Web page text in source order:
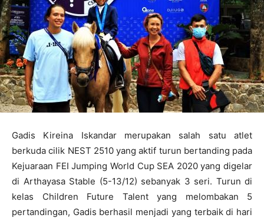
Gadis Kireina Iskandar merupakan salah satu atlet
berkuda cilik NEST 2510 yang aktif turun bertanding pada
Kejuaraan FEI Jumping World Cup SEA 2020 yang digelar
di Arthayasa Stable (5-13/12) sebanyak 3 seri. Turun di
kelas Children Future Talent yang melombakan 5
pertandingan, Gadis berhasil menjadi yang terbaik di hari